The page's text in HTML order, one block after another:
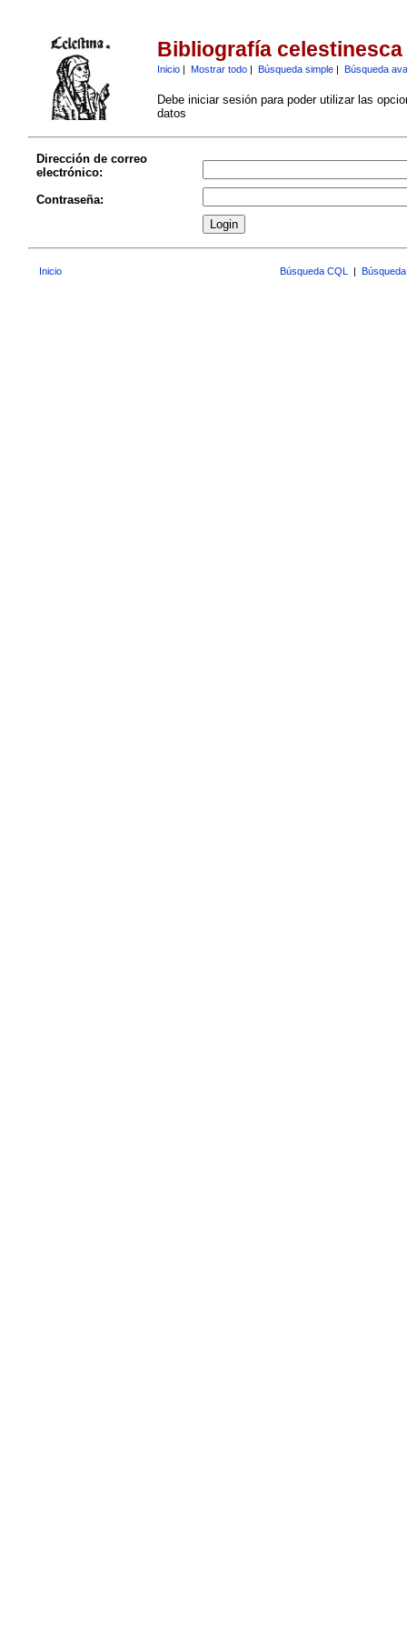
Bibliografía celestinesca
Inicio| Mostrar todo| Búsqueda simple| Búsqueda
Debe iniciar sesión para poder utilizar las
datos
Dirección de correo
electrónico:
Contraseña:
Inicio Búsqueda CQL |